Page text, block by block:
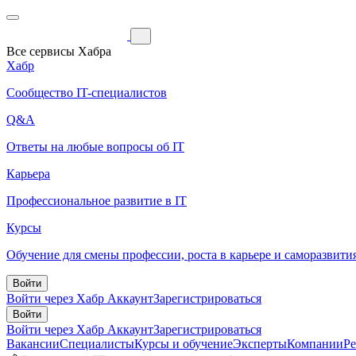
Все сервисы Хабра
Хабр
Сообщество IT-специалистов
Q&A
Ответы на любые вопросы об IT
Карьера
Профессиональное развитие в IT
Курсы
Обучение для смены профессии, роста в карьере и
Войти
Войти через Хабр АккаунтЗарегистрироваться
Войти
Войти через Хабр АккаунтЗарегистрироваться
ВакансииСпециалистыКурсы и обучениеЭкспертыКомпании